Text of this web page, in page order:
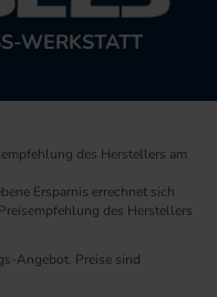
WERKSTATT
des Herstellers am
Ersparnis errechnet sich
des Herstellers
Angebot. Preise sind